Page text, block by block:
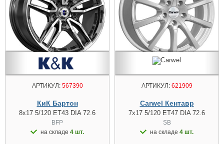
АРТИКУЛ:567390
КиК Бартон
8x17 5/120 ET43 DIA 72.6
BFP
на складе 4 шт.
АРТИКУЛ:621909
Carwel Кентавр
7x17 5/120 ET47 DIA 72.6
SB
на складе 4 шт.